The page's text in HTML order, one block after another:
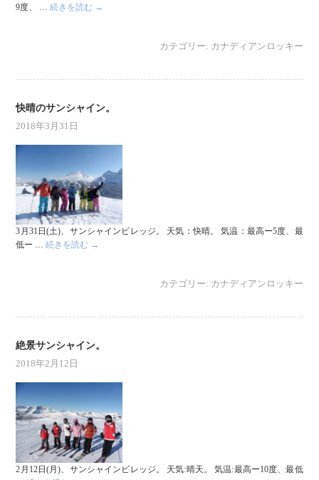
9度、 …続きを読む →
カテゴリー: カナディアンロッキー
快晴のサンシャイン。
2018年3月31日
3月31日(土)、サンシャインビレッジ。 天気：快晴。 気温：最高ー5度、最
低ー …続きを読む →
カテゴリー: カナディアンロッキー
絶景サンシャイン。
2018年2月12日
2月12日(月)、サンシャインビレッジ。 天気:晴天。 気温:最高ー10度、最低